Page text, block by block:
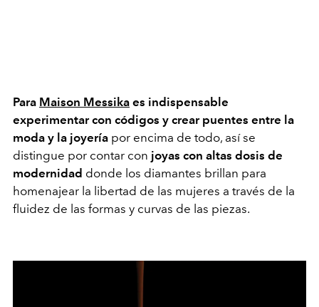
Para Maison Messika es indispensable
experimentar con códigos y crear puentes entre la
moda y la joyería por encima de todo, así se
distingue por contar con joyas con altas dosis de
modernidad donde los diamantes brillan para
homenajear la libertad de las mujeres a través de la
fluidez de las formas y curvas de las piezas.